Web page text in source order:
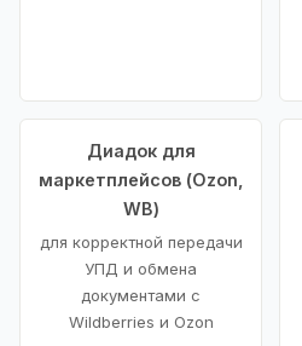
Диадок для
маркетплейсов (Ozon,
WB)
для корректной передачи
УПД и обмена
документами с
Wildberries и Ozon